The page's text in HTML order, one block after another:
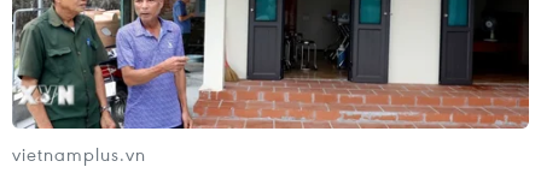
vietnamplus.vn